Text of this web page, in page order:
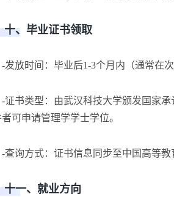
毕业证书领取
时间：毕业后1-3个月内（通常在次
类型：由武汉科技大学颁发国家承
可申请管理学学士学位。
方式：证书信息同步至中国高等教
、就业方向